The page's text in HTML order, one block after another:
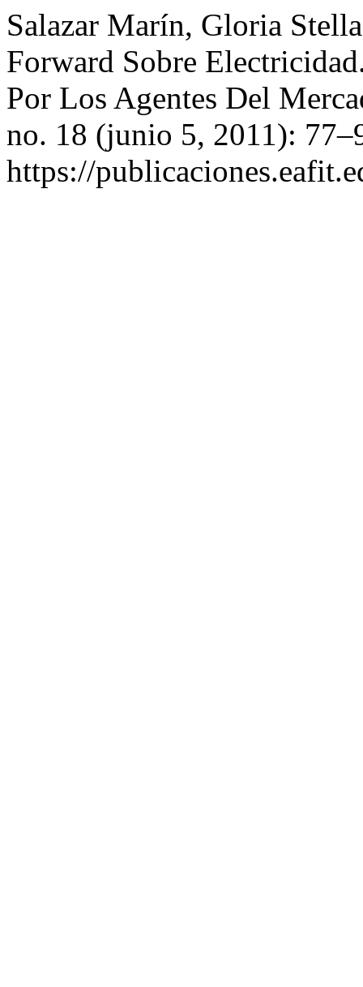
Salazar Marín, Gloria
Forward Sobre
Por Los Agentes Del
no. 18 (junio 5, 2011):
https://